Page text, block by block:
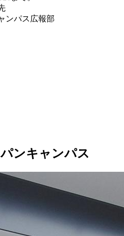
ンパス広報部
ンキャンパス